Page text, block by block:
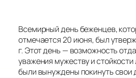
Всемирный день беженцев,
отмечается 20 июня, был
г. Этот день — возможность
уважения мужеству и
были вынуждены покинуть свои